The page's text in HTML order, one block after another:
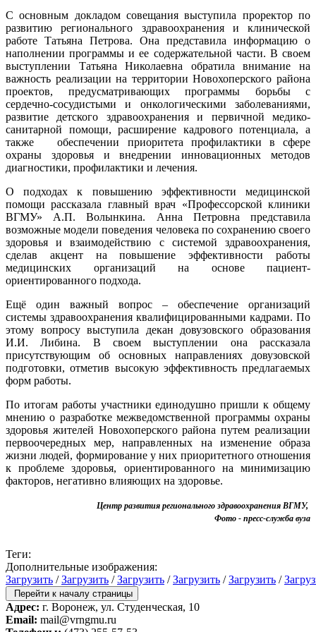
С основным докладом совещания выступила проректор по
развитию регионального здравоохранения и клинической
работе Татьяна Петрова. Она представила информацию о
наполнении программы и ее содержательной части. В своем
выступлении Татьяна Николаевна обратила внимание на
важность реализации на территории Новохоперского района
проектов, предусматривающих программы борьбы с
сердечно-сосудистыми и онкологическими заболеваниями,
развитие детского здравоохранения и первичной медико-
санитарной помощи, расширение кадрового потенциала, а
также обеспечении приоритета профилактики в сфере
охраны здоровья и внедрении инновационных методов
диагностики, профилактики и лечения.
О подходах к повышению эффективности медицинской
помощи рассказала главный врач «Профессорской клиники
ВГМУ» А.П. Волынкина. Анна Петровна представила
возможные модели поведения человека по сохранению своего
здоровья и взаимодействию с системой здравоохранения,
сделав акцент на повышение эффективности работы
медицинских организаций на основе пациент-
ориентированного подхода.
Ещё один важный вопрос – обеспечение организаций
системы здравоохранения квалифицированными кадрами. По
этому вопросу выступила декан довузовского образования
И.И. Либина. В своем выступлении она рассказала
присутствующим об основных направлениях довузовской
подготовки, отметив высокую эффективность предлагаемых
форм работы.
По итогам работы участники единодушно пришли к общему
мнению о разработке межведомственной программы охраны
здоровья жителей Новохоперского района путем реализации
первоочередных мер, направленных на изменение образа
жизни людей, формирование у них приоритетного отношения
к проблеме здоровья, ориентированного на минимизацию
факторов, негативно влияющих на здоровье.
Центр развития регионального здравоохранения ВГМУ,
Фото - пресс-служба вуза
Теги:
Дополнительные изображения:
Загрузить /Загрузить /Загрузить /Загрузить /Загрузить /
Перейти к началу страницы
Адрес: г. Воронеж, ул. Студенческая, 10
Email: mail@vrngmu.ru